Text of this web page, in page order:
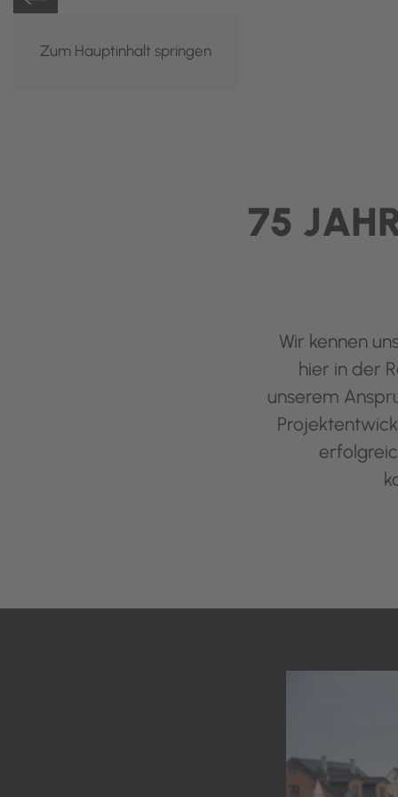
Zum Hauptinhalt springen
75
Wir kennen
hier in der
unserem